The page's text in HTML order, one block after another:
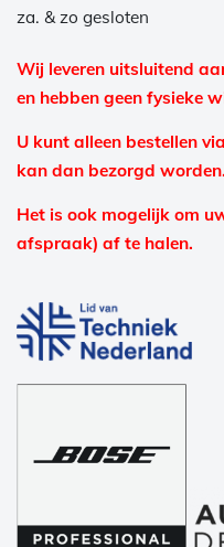
za. & zo gesloten
Wij leveren uitsluitend
en hebben geen fysieke
U kunt alleen bestellen
kan dan bezorgd worden.
Het is ook mogelijk om
afspraak) af te halen.